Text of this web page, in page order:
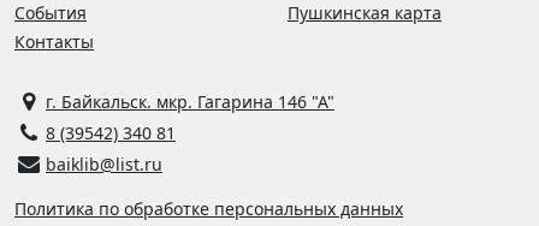
г. Байкальск. мкр. Гагарина 146 "А"
8 (39542) 340 81
baiklib@list.ru
Политика по обработке персональных данных
События
Контакты
Пушкинская карта